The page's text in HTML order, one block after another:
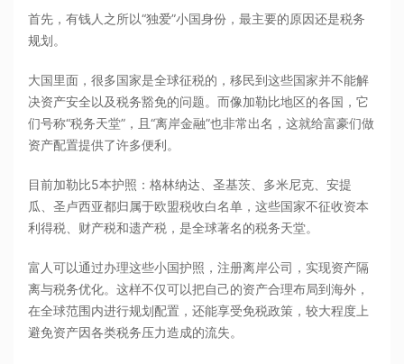
首先，有钱人之所以“独爱”小国身份，最主要的原因还是税务
规划。
大国里面，很多国家是全球征税的，移民到这些国家并不能解
决资产安全以及税务豁免的问题。而像加勒比地区的各国，它
们号称“税务天堂”，且“离岸金融”也非常出名，这就给富豪们做
资产配置提供了许多便利。
目前加勒比5本护照：格林纳达、圣基茨、多米尼克、安提
瓜、圣卢西亚都归属于欧盟税收白名单，这些国家不征收资本
利得税、财产税和遗产税，是全球著名的税务天堂。
富人可以通过办理这些小国护照，注册离岸公司，实现资产隔
离与税务优化。这样不仅可以把自己的资产合理布局到海外，
在全球范围内进行规划配置，还能享受免税政策，较大程度上
避免资产因各类税务压力造成的流失。